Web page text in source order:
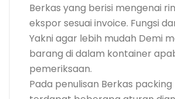
Berkas yang berisi mengenai
ekspor sesuai invoice. Fungsi
Yakni agar lebih mudah Demi
barang di dalam kontainer
pemeriksaan.
Pada penulisan Berkas packing